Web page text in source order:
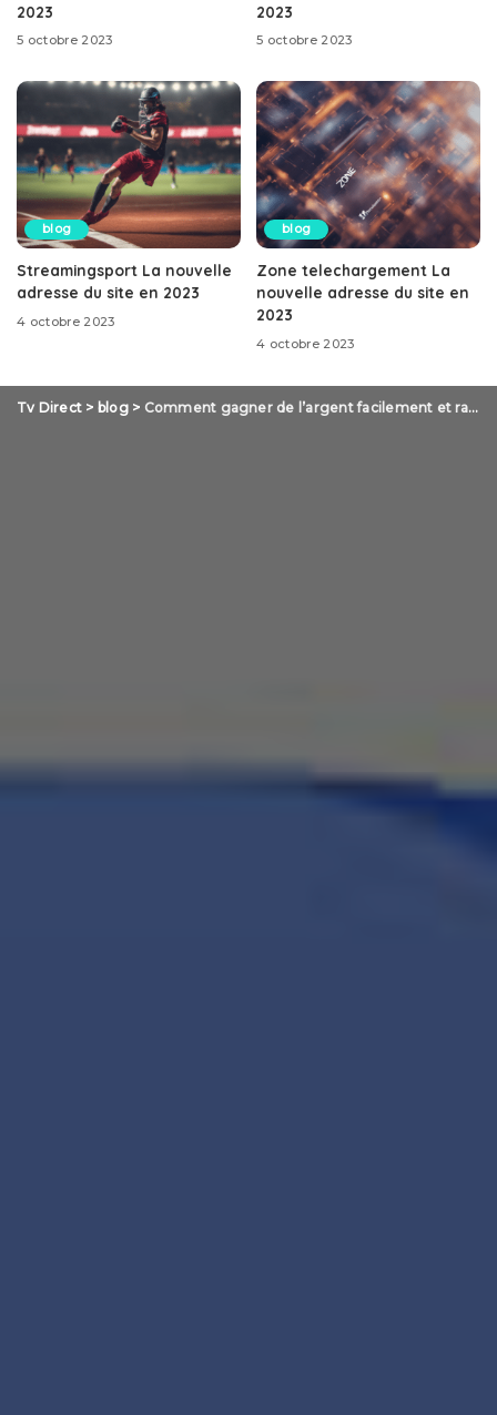
2023
5 octobre 2023
2023
5 octobre 2023
blog
Streamingsport La nouvelle
adresse du site en 2023
4 octobre 2023
blog
Zone telechargement La
nouvelle adresse du site en
2023
4 octobre 2023
Tv Direct > blog> Comment gagner de l’argent facilement et rapidement ?